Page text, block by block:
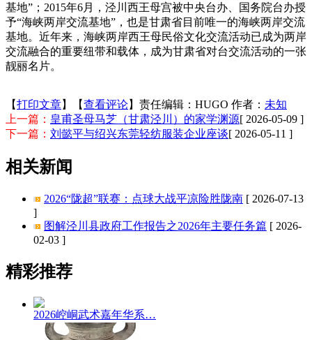
基地”；2015年6月，泾川西王母宫被中央台办、国务院台办授
予“海峡两岸交流基地”，也是甘肃省目前唯一的海峡两岸交流
基地。近年来，海峡两岸西王母民俗文化交流活动已成为两岸
交流融合的重要纽带和载体，成为甘肃省对台交流活动的一张
靓丽名片。
【打印文章】【查看评论】责任编辑：HUGO 作者： 未知
上一篇： 皇甫圣母马芝（甘肃泾川）的家学渊源[ 2026-05-09 ]
下一篇： 刘懿平与绍兴东莞轻纺服装企业座谈[ 2026-05-11 ]
相关新闻
2026“陇超”联赛：点球大战平凉险胜陇南 [ 2026-07-13
]
图解泾川县政府工作报告之2026年主要任务篇 [ 2026-
02-03 ]
精彩推荐
2026崆峒武术嘉年华系…